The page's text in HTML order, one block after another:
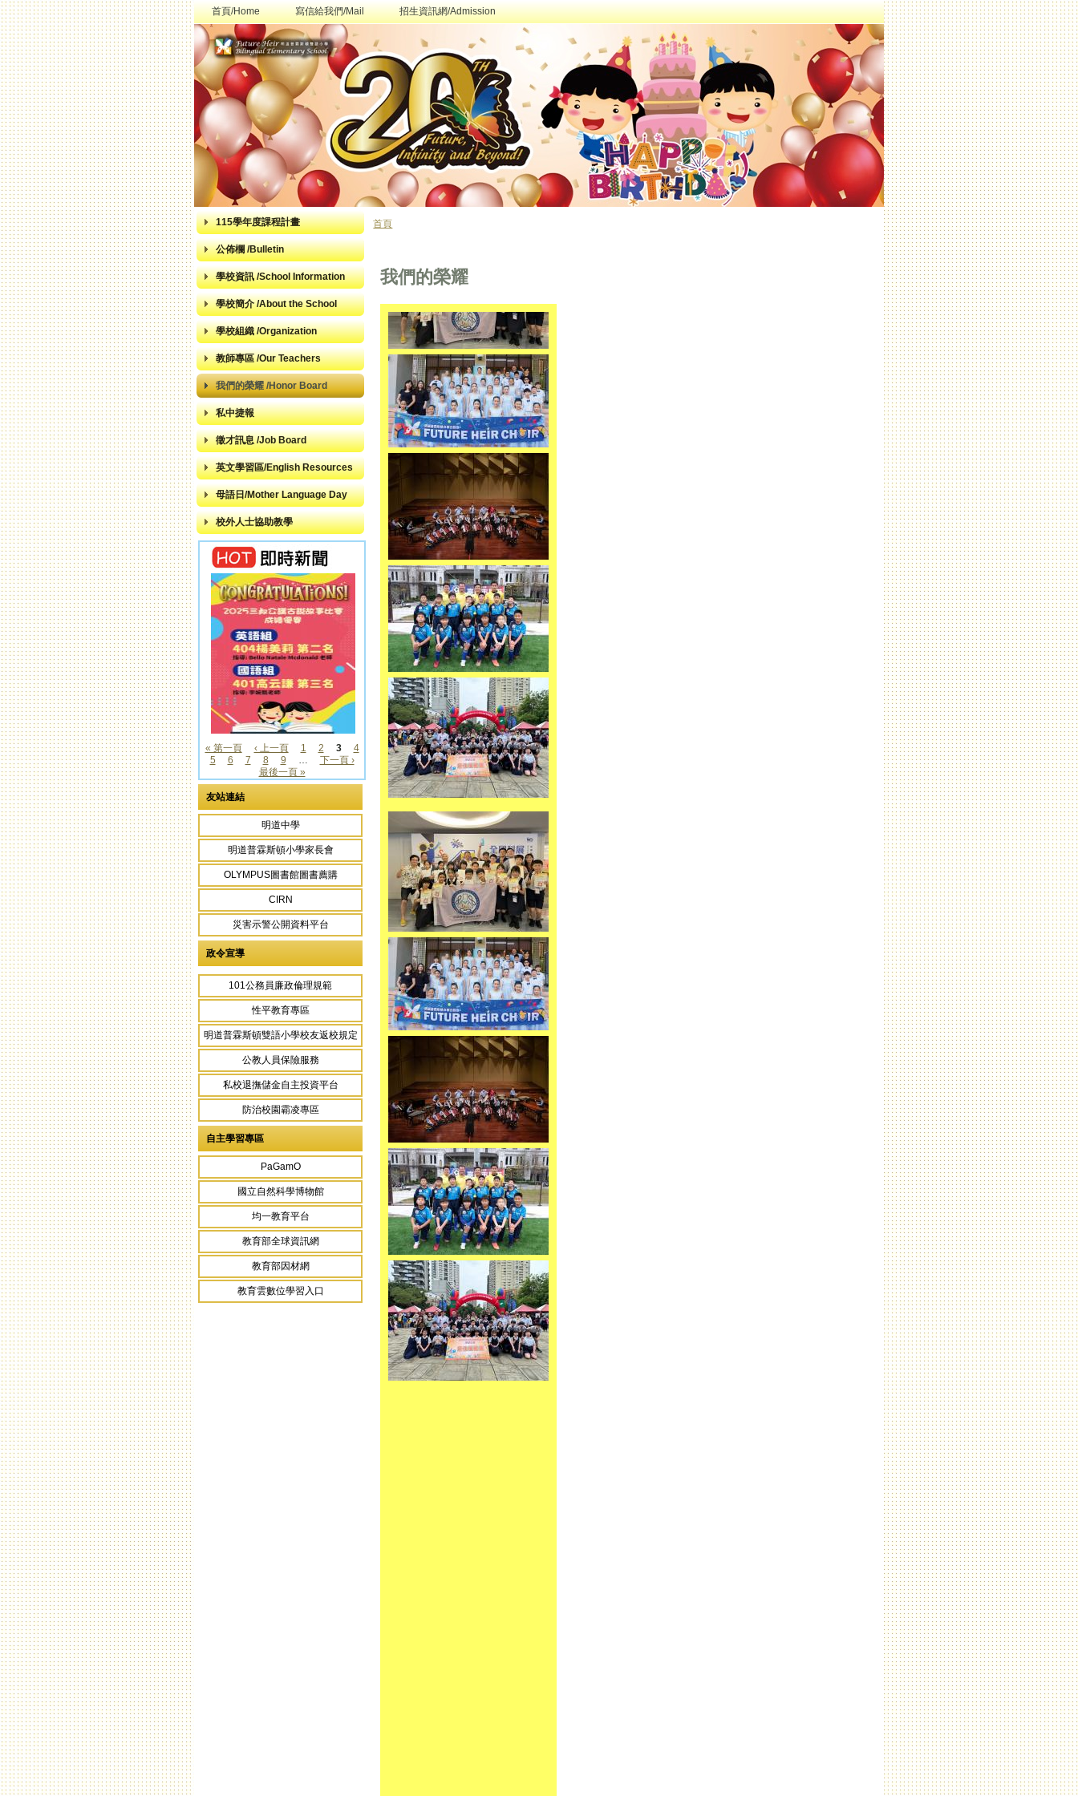
首頁/Home 寫信給我們/Mail 招生資訊網/Admission
115學年度課程計畫
公佈欄 /Bulletin
學校資訊 /School Information
學校簡介 /About the School
學校組織 /Organization
教師專區 /Our Teachers
我們的榮耀 /Honor Board
私中捷報
徵才訊息 /Job Board
英文學習區/English Resources
母語日/Mother Language Day
校外人士協助教學
頁面
« 第一頁 ‹ 上一頁 1 2 3
4
5
6 7 8 9 …
下一頁 ›
最後一頁 »
友站連結
明道中學
明道普霖斯頓小學家長會
OLYMPUS圖書館圖書薦購
CIRN
災害示警公開資料平台
政令宣導
101公務員廉政倫理規範
性平教育專區
明道普霖斯頓雙語小學校友返校規定
公教人員保險服務
私校退撫儲金自主投資平台
防治校園霸凌專區
自主學習專區
PaGamO
國立自然科學博物館
均一教育平台
教育部全球資訊網
教育部因材網
教育雲數位學習入口
首頁
我們的榮耀